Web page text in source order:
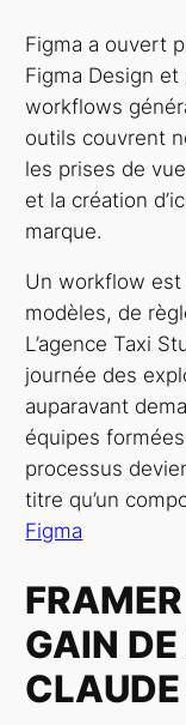
Figma a ouvert
Figma Design
workflows
outils couvrent
les prises de
et la création
marque.
Un workflow
modèles, de
L’agence Taxi
journée des
auparavant
équipes
processus
titre qu’un
Figma
GAIN